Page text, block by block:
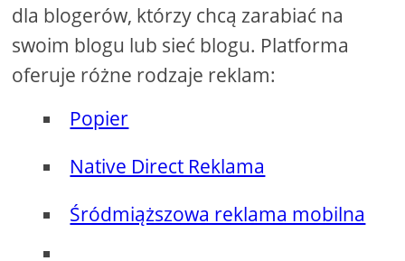
dla blogerów, którzy chcą zarabiać na
swoim blogu lub sieć blogu. Platforma
oferuje różne rodzaje reklam:
Popier
Native Direct Reklama
Śródmiąższowa reklama mobilna